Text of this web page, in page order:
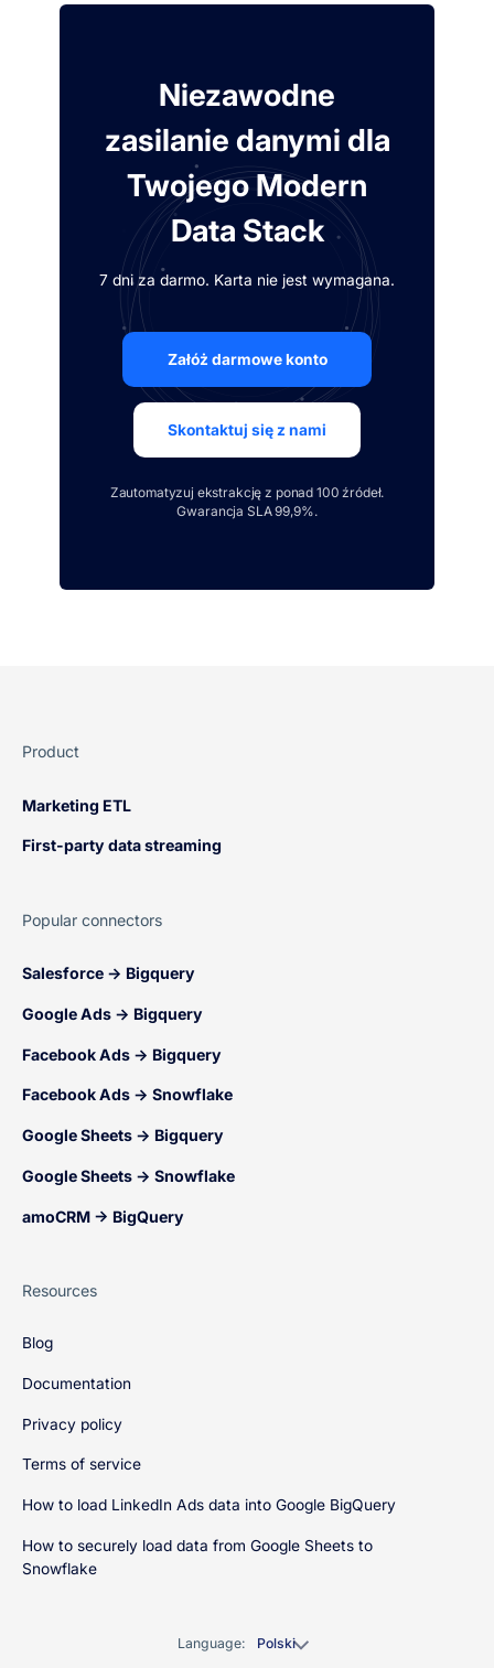
Niezawodne
zasilanie danymi dla
Twojego Modern
Data Stack
7 dni za darmo. Karta nie jest wymagana.
Załóż darmowe konto
Skontaktuj się z nami
Zautomatyzuj ekstrakcję z ponad 100 źródeł.
Gwarancja SLA 99,9%.
Product
Marketing ETL
First-party data streaming
Popular connectors
Salesforce → Bigquery
Google Ads → Bigquery
Facebook Ads → Bigquery
Facebook Ads → Snowflake
Google Sheets → Bigquery
Google Sheets → Snowflake
amoCRM → BigQuery
Resources
Blog
Documentation
Privacy policy
Terms of service
How to load LinkedIn Ads data into Google BigQuery
How to securely load data from Google Sheets to
Snowflake
Language: Polski